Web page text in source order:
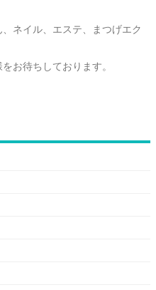
ネイル、エステ、まつげエク
お待ちしております。